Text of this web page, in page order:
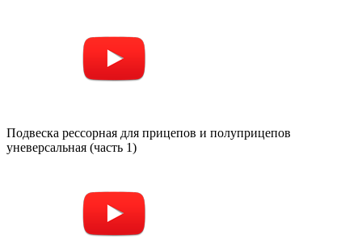
Подвеска рессорная для прицепов и полуприцепов
уневерсальная (часть 1)